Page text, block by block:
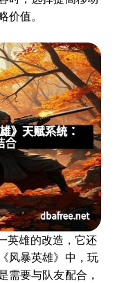
价值。
英雄的改造，它还
风暴英雄》中，玩
需要与队友配合，